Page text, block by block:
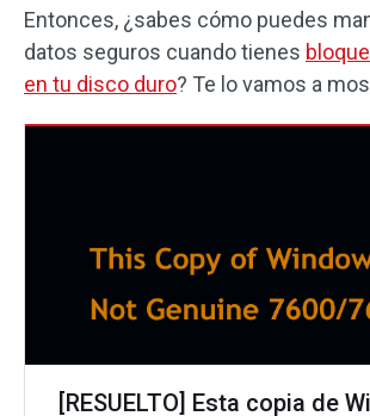
Entonces, ¿sabes cómo puedes
datos seguros cuando tienes
en tu disco duro? Te lo vamos a
[RESUELTO] Esta copia de